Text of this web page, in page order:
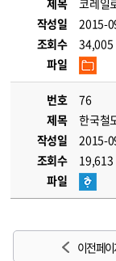
제목
코레일
작성일
2015-
조회수
34,005
파일
번호
76
제목
한국철
작성일
2015-
조회수
19,613
파일
이전 페